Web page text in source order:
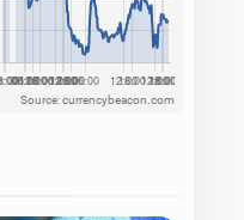
Source: currencybeacon.com